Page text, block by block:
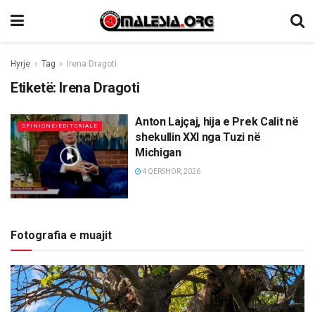
Hyrje Tag Irena Dragoti
Etiketë: Irena Dragoti
OPINIONE/EDITORIALE
Anton Lajçaj, hija e Prek Calit në
shekullin XXI nga Tuzi në
Michigan
4 QERSHOR, 2026
Fotografia e muajit